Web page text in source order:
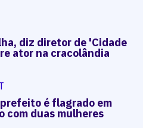
diz diretor de 'Cidade
ator na cracolândia
é flagrado em
com duas mulheres